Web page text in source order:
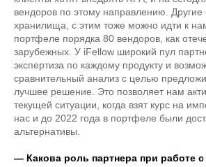
вендоров по этому направлению.
хранилища, с этим тоже можно идти к
портфеле порядка 80 вендоров, как
зарубежных. У iFellow широкий пул
экспертиза по каждому продукту и
сравнительный анализ с целью
лучшее решение. Это позволяет нам
текущей ситуации, когда взят курс на
нас и до 2022 года в портфеле были
альтернативы.
— Какова роль партнера при работе